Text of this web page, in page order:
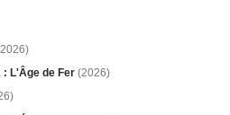
: L'Âge de Fer (2026)